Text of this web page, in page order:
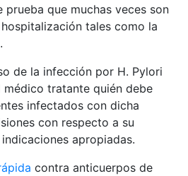
prueba que muchas veces son
tales como la
de la infección por H. Pylori
tratante quién debe
infectados con dicha
con respecto a su
apropiadas.
contra anticuerpos de